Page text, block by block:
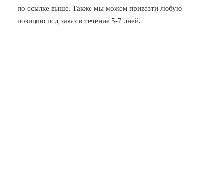
по ссылке выше. Также мы можем привезти любую
позицию под заказ в течение 5-7 дней.